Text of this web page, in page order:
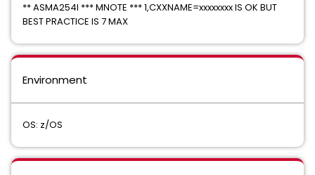
** ASMA254I *** MNOTE *** 1,CXXNAME=xxxxxxxx IS OK BUT
BEST PRACTICE IS 7 MAX
Environment
OS: z/OS